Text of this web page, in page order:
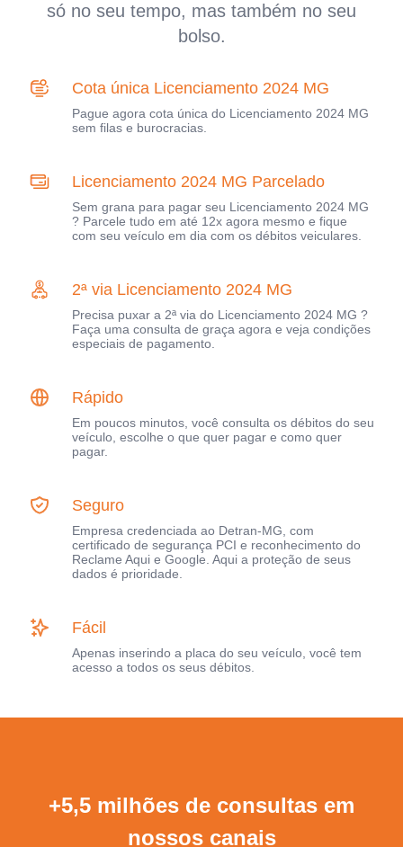
só no seu tempo, mas também no seu
bolso.
Cota única Licenciamento 2024 MG
Pague agora cota única do Licenciamento 2024 MG
sem filas e burocracias.
Licenciamento 2024 MG Parcelado
Sem grana para pagar seu Licenciamento 2024 MG
? Parcele tudo em até 12x agora mesmo e fique
com seu veículo em dia com os débitos veiculares.
2ª via Licenciamento 2024 MG
Precisa puxar a 2ª via do Licenciamento 2024 MG ?
Faça uma consulta de graça agora e veja condições
especiais de pagamento.
Rápido
Em poucos minutos, você consulta os débitos do seu
veículo, escolhe o que quer pagar e como quer
pagar.
Seguro
Empresa credenciada ao Detran-MG, com
certificado de segurança PCI e reconhecimento do
Reclame Aqui e Google. Aqui a proteção de seus
dados é prioridade.
Fácil
Apenas inserindo a placa do seu veículo, você tem
acesso a todos os seus débitos.
+5,5 milhões de consultas em
nossos canais